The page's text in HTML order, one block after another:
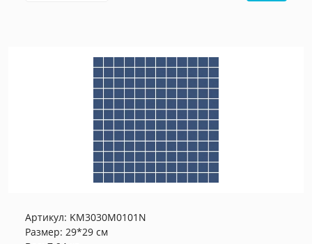
Артикул: KM3030M0101N
Размер: 29*29 см